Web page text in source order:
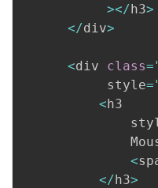
></h3>
</div>
<div class=
           style
=
<h3
<
</h3>